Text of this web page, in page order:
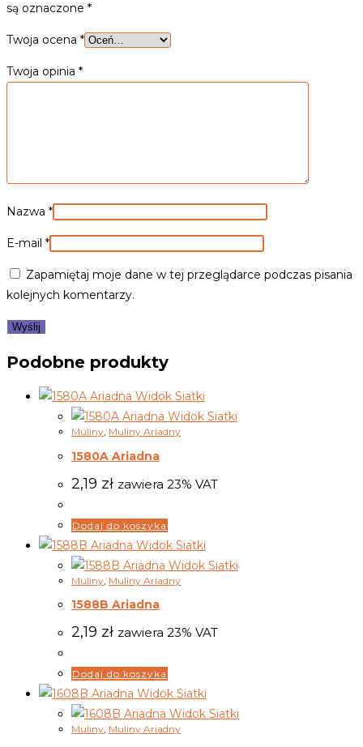
są oznaczone *
Twoja ocena *
Twoja opinia *
Nazwa *
E-mail *
Zapamiętaj moje dane w tej przeglądarce podczas pisania
kolejnych komentarzy.
Podobne produkty
Widok Siatki
Widok Siatki
Muliny, Muliny Ariadny
1580A Ariadna
2,19 zł zawiera 23% VAT
Dodaj do koszyka
Widok Siatki
Widok Siatki
Muliny Muliny Ariadny
1588B Ariadna
2,19 zł zawiera 23% VAT
Dodaj do koszyka
Widok Siatki
Widok Siatki
Muliny Muliny Ariadny